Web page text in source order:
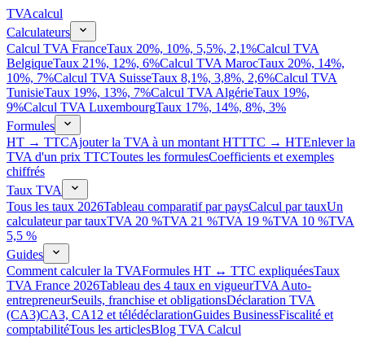
TVAcalcul
Calculateurs
Calcul TVA FranceTaux 20%, 10%, 5,5%, 2,1%Calcul TVA
BelgiqueTaux 21%, 12%, 6%Calcul TVA MarocTaux 20%, 14%,
10%, 7%Calcul TVA SuisseTaux 8,1%, 3,8%, 2,6%Calcul TVA
TunisieTaux 19%, 13%, 7%Calcul TVA AlgérieTaux 19%,
9%Calcul TVA LuxembourgTaux 17%, 14%, 8%, 3%
Formules
HT → TTCAjouter la TVA à un montant HTTTC → HTEnlever la
TVA d'un prix TTCToutes les formulesCoefficients et exemples
chiffrés
Taux TVA
Tous les taux 2026Tableau comparatif par paysCalcul par tauxUn
calculateur par tauxTVA 20 %TVA 21 %TVA 19 %TVA 10 %TVA
5,5 %
Guides
Comment calculer la TVAFormules HT ↔ TTC expliquéesTaux
TVA France 2026Tableau des 4 taux en vigueurTVA Auto-
entrepreneurSeuils, franchise et obligationsDéclaration TVA
(CA3)CA3, CA12 et télédéclarationGuides BusinessFiscalité et
comptabilitéTous les articlesBlog TVA Calcul